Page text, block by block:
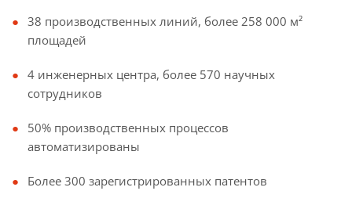
38 производственных линий, более 258 000 м²
площадей
4 инженерных центра, более 570 научных
сотрудников
50% производственных процессов
автоматизированы
Более 300 зарегистрированных патентов